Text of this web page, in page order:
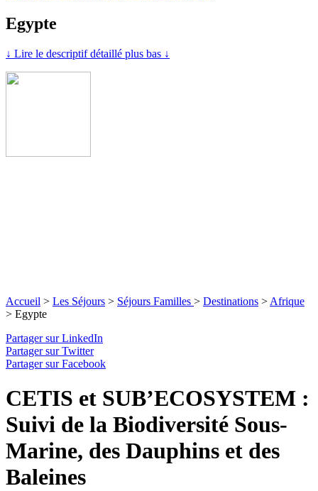
Egypte
↓ Lire le descriptif détaillé plus bas ↓
Accueil > Les Séjours > Séjours Familles > Destinations > Afrique
> Egypte
Partager sur LinkedIn
Partager sur Twitter
Partager sur Facebook
CETIS et SUB’ECOSYSTEM :
Suivi de la Biodiversité Sous-
Marine, des Dauphins et des
Baleines